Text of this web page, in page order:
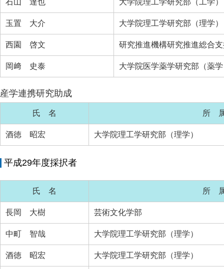
石山 達也 大学院理工学研究部（工学）
玉置 大介 大学院理工学研究部（理学）
西園 啓文 研究推進機構研究推進総合
岡﨑 史泰 大学院医学薬学研究部（薬
産学連携研究助成
氏 名 所
酒徳 昭宏 大学院理工学研究部（理学）
平成29年度採択者
氏 名 所
長岡 大樹 芸術文化学部
中町 智哉 大学院理工学研究部（理学）
酒徳 昭宏 大学院理工学研究部（理学）